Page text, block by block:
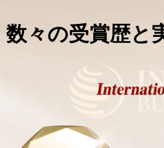
数々の受賞歴と